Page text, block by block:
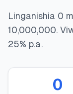
🎯
Linganishia 0
10,000,000.
25% p.a.
0